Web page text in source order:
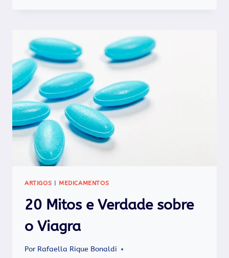
ARTIGOS | MEDICAMENTOS
20 Mitos e Verdade sobre
o Viagra
Por Rafaella Rique Bonaldi